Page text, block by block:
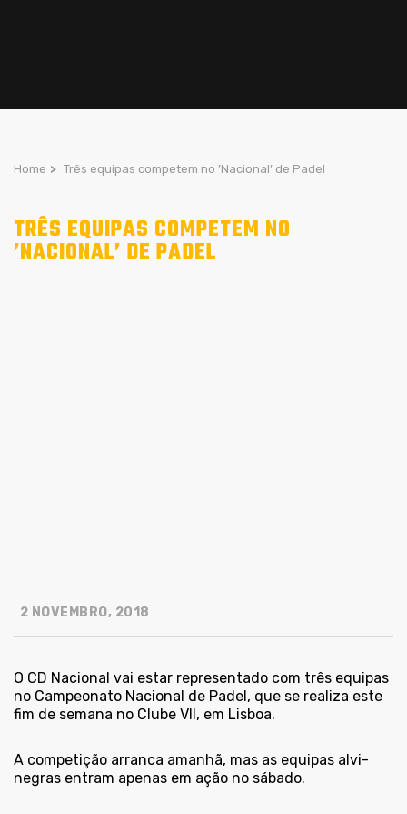
Home > Três equipas competem no ’Nacional’ de Padel
TRÊS EQUIPAS COMPETEM NO
’NACIONAL’ DE PADEL
2 NOVEMBRO, 2018
O CD Nacional vai estar representado com três equipas
no Campeonato Nacional de Padel, que se realiza este
fim de semana no Clube VII, em Lisboa.
A competição arranca amanhã, mas as equipas alvi-
negras entram apenas em ação no sábado.